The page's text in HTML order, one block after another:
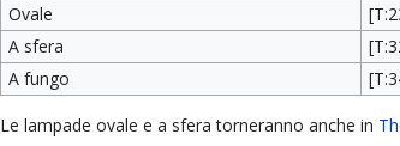
Ovale
A sfera
A fungo
Le lampade ovale e a sfera torneranno anche in